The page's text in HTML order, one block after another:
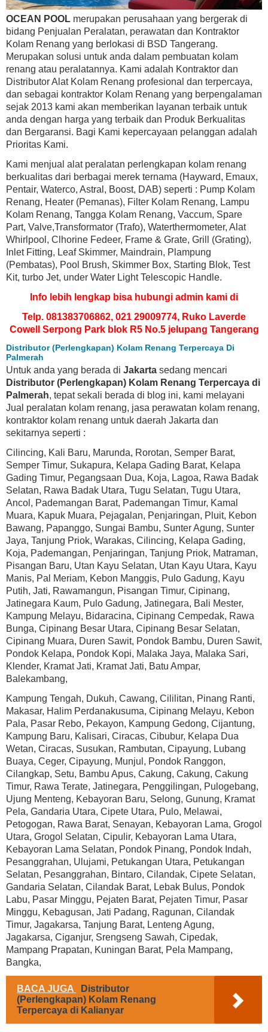
OCEAN POOL merupakan perusahaan yang bergerak di
bidang Penjualan Peralatan, perawatan dan Kontraktor
Kolam Renang yang berlokasi di BSD Tangerang.
Merupakan solusi untuk anda dalam pembuatan kolam
renang atau peralatannya. Kami adalah Kontraktor dan
Distributor Alat Kolam Renang profesional dan terpercaya,
dan sebagai kontraktor Kolam Renang yang berpengalaman
sejak 2013 kami akan memberikan layanan terbaik untuk
anda dengan harga yang terbaik dan Produk Berkualitas
dan Bergaransi. Bagi Kami kepercayaan pelanggan adalah
Prioritas Kami.
Kami menjual alat peralatan perlengkapan kolam renang
berkualitas dari berbagai merek ternama (Hayward, Emaux,
Pentair, Waterco, Astral, Boost, DAB) seperti : Pump Kolam
Renang, Heater (Pemanas), Filter Kolam Renang, Lampu
Kolam Renang, Tangga Kolam Renang, Vaccum, Spare
Part, Valve,Transformator (Trafo), Waterthermometer, Alat
Whirlpool, Clhorine Fedeer, Frame & Grate, Grill (Grating),
Inlet Fitting, Leaf Skimmer, Maindrain, Plampung
(Pembatas), Pool Brush, Skimmer Box, Starting Blok, Test
Kit, turbo Jet, under Water Light Telescopic Handle.
Info lebih lengkap bisa hubungi admin kami di
Telp. 081383706862, 021 29009774, Ruko Laverde
Cowell Serpong Park blok R5 No.5 jelupang Tangerang
Distributor (Perlengkapan) Kolam Renang Terpercaya Di
Palmerah
Untuk anda yang berada di Jakarta sedang mencari
Distributor (Perlengkapan) Kolam Renang Terpercaya di
Palmerah, tepat sekali berada di blog ini, kami melayani
Jual peralatan kolam renang, jasa perawatan kolam renang,
kontraktor kolam renang untuk daerah Jakarta dan
sekitarnya seperti :
Cilincing, Kali Baru, Marunda, Rorotan, Semper Barat,
Semper Timur, Sukapura, Kelapa Gading Barat, Kelapa
Gading Timur, Pegangsaan Dua, Koja, Lagoa, Rawa Badak
Selatan, Rawa Badak Utara, Tugu Selatan, Tugu Utara,
Ancol, Pademangan Barat, Pademangan Timur, Kamal
Muara, Kapuk Muara, Pejagalan, Penjaringan, Pluit, Kebon
Bawang, Papanggo, Sungai Bambu, Sunter Agung, Sunter
Jaya, Tanjung Priok, Warakas, Cilincing, Kelapa Gading,
Koja, Pademangan, Penjaringan, Tanjung Priok, Matraman,
Pisangan Baru, Utan Kayu Selatan, Utan Kayu Utara, Kayu
Manis, Pal Meriam, Kebon Manggis, Pulo Gadung, Kayu
Putih, Jati, Rawamangun, Pisangan Timur, Cipinang,
Jatinegara Kaum, Pulo Gadung, Jatinegara, Bali Mester,
Kampung Melayu, Bidaracina, Cipinang Cempedak, Rawa
Bunga, Cipinang Besar Utara, Cipinang Besar Selatan,
Cipinang Muara, Duren Sawit, Pondok Bambu, Duren Sawit,
Pondok Kelapa, Pondok Kopi, Malaka Jaya, Malaka Sari,
Klender, Kramat Jati, Kramat Jati, Batu Ampar,
Balekambang,
Kampung Tengah, Dukuh, Cawang, Cililitan, Pinang Ranti,
Makasar, Halim Perdanakusuma, Cipinang Melayu, Kebon
Pala, Pasar Rebo, Pekayon, Kampung Gedong, Cijantung,
Kampung Baru, Kalisari, Ciracas, Cibubur, Kelapa Dua
Wetan, Ciracas, Susukan, Rambutan, Cipayung, Lubang
Buaya, Ceger, Cipayung, Munjul, Pondok Ranggon,
Cilangkap, Setu, Bambu Apus, Cakung, Cakung, Cakung
Timur, Rawa Terate, Jatinegara, Penggilingan, Pulogebang,
Ujung Menteng, Kebayoran Baru, Selong, Gunung, Kramat
Pela, Gandaria Utara, Cipete Utara, Pulo, Melawai,
Petogogan, Rawa Barat, Senayan, Kebayoran Lama, Grogol
Utara, Grogol Selatan, Cipulir, Kebayoran Lama Utara,
Kebayoran Lama Selatan, Pondok Pinang, Pondok Indah,
Pesanggrahan, Ulujami, Petukangan Utara, Petukangan
Selatan, Pesanggrahan, Bintaro, Cilandak, Cipete Selatan,
Gandaria Selatan, Cilandak Barat, Lebak Bulus, Pondok
Labu, Pasar Minggu, Pejaten Barat, Pejaten Timur, Pasar
Minggu, Kebagusan, Jati Padang, Ragunan, Cilandak
Timur, Jagakarsa, Tanjung Barat, Lenteng Agung,
Jagakarsa, Ciganjur, Srengseng Sawah, Cipedak,
Mampang Prapatan, Kuningan Barat, Pela Mampang,
Bangka,
BACA JUGA
Distributor
(Perlengkapan) Kolam Renang
Terpercaya di Kalianyar